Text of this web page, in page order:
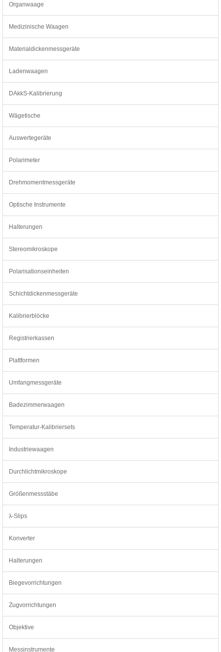
Organwaage
Medizinische Waagen
Materialdickenmessgeräte
Ladenwaagen
DAkkS-Kalibrierung
Wägetische
Auswertegeräte
Polarimeter
Drehmomentmessgeräte
Optische Instrumente
Halterungen
Stereomikroskope
Polarisationseinheiten
Schichtdickenmessgeräte
Kalibrierblöcke
Registrierkassen
Plattformen
Umfangmessgeräte
Badezimmerwaagen
Temperatur-Kalibriersets
Industriewaagen
Durchlichtmikroskope
Größenmessstäbe
λ-Slips
Konverter
Halterungen
Biegevorrichtungen
Zugvorrichtungen
Objektive
Messinstrumente